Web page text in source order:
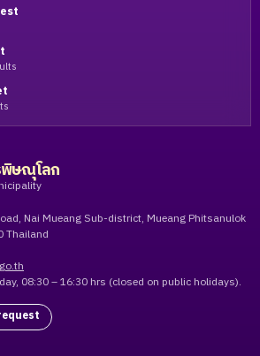
พิษณุโลก
Nai Mueang Sub-district, Mueang Phitsanulok
Thailand
08:30 – 16:30 hrs (closed on public holidays).